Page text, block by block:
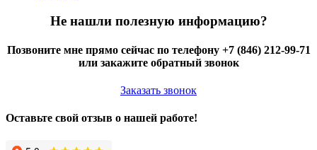
Не нашли полезную информацию?
Позвоните мне прямо сейчас по телефону +7 (846) 212-99-71
или закажите обратный звонок
Заказать звонок
Оставьте свой отзыв о нашей работе!